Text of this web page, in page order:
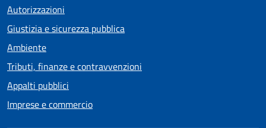
Autorizzazioni
Giustizia e sicurezza pubblica
Ambiente
Tributi, finanze e contravvenzioni
Appalti pubblici
Imprese e commercio